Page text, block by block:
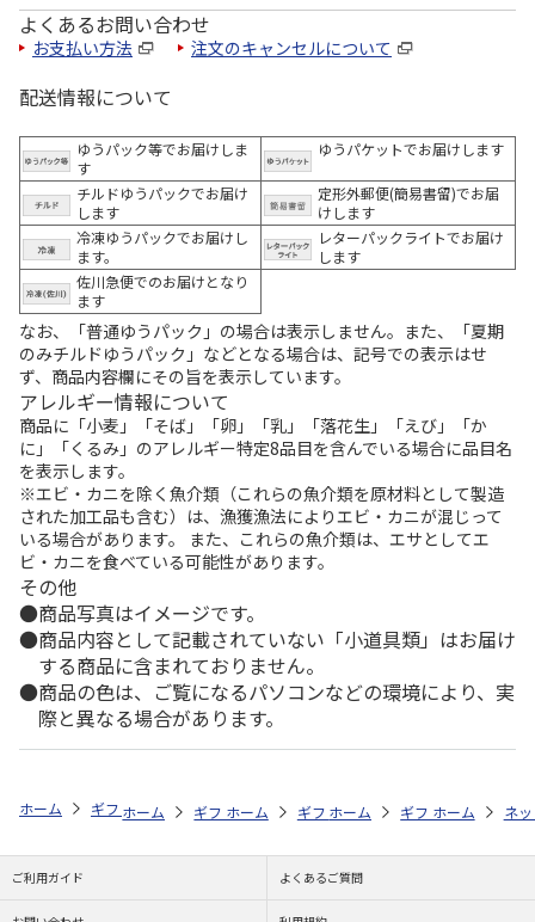
よくあるお問い合わせ
お支払い方法 注文のキャンセルについて
配送情報について
ゆうパック等でお届けしま
す
ゆうパケットでお届けします
チルドゆうパックでお届け
します
定形外郵便(簡易書留)でお届
けします
冷凍ゆうパックでお届けし
ます。
レターパックライトでお届け
します
佐川急便でのお届けとなり
ます
なお、「普通ゆうパック」の場合は表示しません。また、「夏期
のみチルドゆうパック」などとなる場合は、記号での表示はせ
ず、商品内容欄にその旨を表示しています。
アレルギー情報について
商品に「小麦」「そば」「卵」「乳」「落花生」「えび」「か
に」「くるみ」のアレルギー特定8品目を含んでいる場合に品目名
を表示します。
※エビ・カニを除く魚介類（これらの魚介類を原材料として製造
された加工品も含む）は、漁獲漁法によりエビ・カニが混じって
いる場合があります。 また、これらの魚介類は、エサとしてエ
ビ・カニを食べている可能性があります。
その他
商品写真はイメージです。
商品内容として記載されていない「小道具類」はお届け
する商品に含まれておりません。
商品の色は、ご覧になるパソコンなどの環境により、実
際と異なる場合があります。
ホーム ギフト通販 内祝い・お返し 法要・香典返し 選べるギフ
ホーム ギフト通販 内祝い・お返し 法要・香典返し
ホーム ギフト通販 お祝い・贈りもの
ホーム ギフト通販 お
ホーム ネ
ご利用ガイド よくあるご質問